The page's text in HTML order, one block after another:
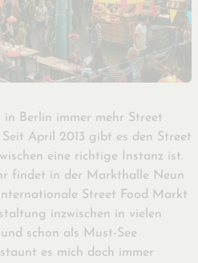
in Berlin immer mehr Street
April 2013 gibt es den Street
eine richtige Instanz ist.
findet in der Markthalle Neun
Street Food Markt
inzwischen in vielen
schon als Must-See
es mich doch immer